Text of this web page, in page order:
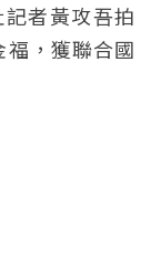
者黃攻吾拍
，獲聯合國